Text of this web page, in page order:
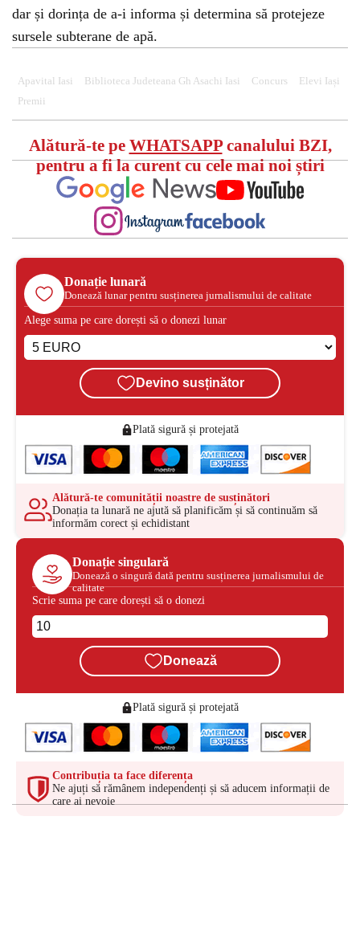
dar și dorința de a-i informa și determina să protejeze
sursele subterane de apă.
Apavital Iasi Biblioteca Judeteana Gh Asachi Iasi Concurs
Elevi Iași
Premii
Alătură-te pe WHATSAPPcanalului BZI,
pentru a fi la curent cu cele mai noi știri
Donație lunară
Donează lunar pentru susținerea jurnalismului de calitate
Alege suma pe care dorești să o donezi lunar
Devino susținător
Plată sigură și protejată
Alătură-te comunității noastre de susținători
Donația ta lunară ne ajută să planificăm și să continuăm să
informăm corect și echidistant
Donație singulară
Donează o singură dată pentru susținerea jurnalismului de
calitate
Scrie suma pe care dorești să o donezi
Donează
Plată sigură și protejată
Contribuția ta face diferența
Ne ajuți să rămânem independenți și să aducem informații de
care ai nevoie